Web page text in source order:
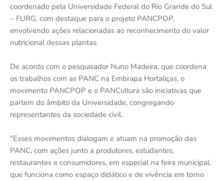
coordenado pela Universidade Federal do Rio Grande do Sul
– FURG, com destaque para o projeto PANCPOP,
envolvendo ações relacionadas ao reconhecimento do valor
nutricional dessas plantas.
De acordo com o pesquisador Nuno Madeira, que coordena
os trabalhos com as PANC na Embrapa Hortaliças, o
movimento PANCPOP e o PANCultura são iniciativas que
partem do âmbito da Universidade, congregando
representantes da sociedade civil.
"Esses movimentos dialogam e atuam na promoção das
PANC, com ações junto a produtores, estudantes,
restaurantes e consumidores, em especial na feira municipal,
que funciona como espaço didático e de vivência em torno